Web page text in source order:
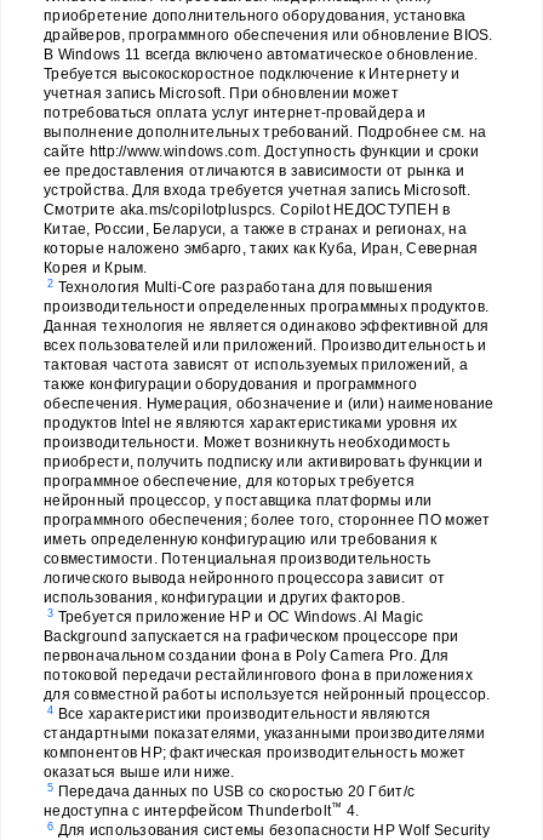
приобретение дополнительного оборудования, установка
драйверов, программного обеспечения или обновление BIOS.
В Windows 11 всегда включено автоматическое обновление.
Требуется высокоскоростное подключение к Интернету и
учетная запись Microsoft. При обновлении может
потребоваться оплата услуг интернет-провайдера и
выполнение дополнительных требований. Подробнее см. на
сайте http://www.windows.com. Доступность функции и сроки
ее предоставления отличаются в зависимости от рынка и
устройства. Для входа требуется учетная запись Microsoft.
Смотрите aka.ms/copilotpluspcs. Copilot НЕДОСТУПЕН в
Китае, России, Беларуси, а также в странах и регионах, на
которые наложено эмбарго, таких как Куба, Иран, Северная
Корея и Крым.
2 Технология Multi-Core разработана для повышения
производительности определенных программных продуктов.
Данная технология не является одинаково эффективной для
всех пользователей или приложений. Производительность и
тактовая частота зависят от используемых приложений, а
также конфигурации оборудования и программного
обеспечения. Нумерация, обозначение и (или) наименование
продуктов Intel не являются характеристиками уровня их
производительности. Может возникнуть необходимость
приобрести, получить подписку или активировать функции и
программное обеспечение, для которых требуется
нейронный процессор, у поставщика платформы или
программного обеспечения; более того, стороннее ПО может
иметь определенную конфигурацию или требования к
совместимости. Потенциальная производительность
логического вывода нейронного процессора зависит от
использования, конфигурации и других факторов.
3 Требуется приложение HP и ОС Windows. AI Magic
Background запускается на графическом процессоре при
первоначальном создании фона в Poly Camera Pro. Для
потоковой передачи рестайлингового фона в приложениях
для совместной работы используется нейронный процессор.
4 Все характеристики производительности являются
стандартными показателями, указанными производителями
компонентов HP; фактическая производительность может
оказаться выше или ниже.
5 Передача данных по USB со скоростью 20 Гбит/с
недоступна с интерфейсом Thunderbolt™ 4.
6 Для использования системы безопасности HP Wolf Security